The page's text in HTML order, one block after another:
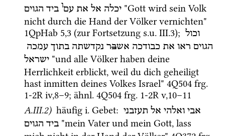
יכלה אל את עםו ביד הגוים
"Gott wird sein Volk
1QpHab 5,3 (zur Fortsetzung s.u. III.3); וכול
הגוים ראו את כבודכה אשבר נקדשתה בתוך עמכה
ישראל "und alle Völker haben deine
Herrlichkeit erblickt, weil du dich geheiligt
hast inmitten deines Volkes Israel" 4Q504 frg.
1-2R iv,8–9; ähnl. 4Q504 frg. 1-2R v,10–11
A.III.2) häufig i. Gebet: אבי ואלהי אל תעזבני
ביד הגוים
"mein Vater und mein Gott, lass